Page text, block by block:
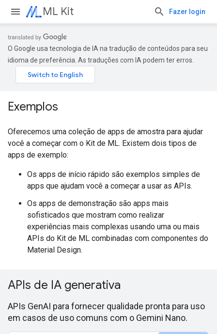
ML Kit Fazer login
O Google usa tecnologia de IA na tradução de conteúdos para seu
idioma de preferência. As traduções com IA podem ter erros.
Exemplos
Oferecemos uma coleção de apps de amostra para ajudar
você a começar com o Kit de ML. Existem dois tipos de
apps de exemplo:
Os apps de início rápido são exemplos simples de
apps que ajudam você a começar a usar as APIs.
Os apps de demonstração são apps mais
sofisticados que mostram como realizar
experiências mais complexas usando uma ou mais
APIs do Kit de ML combinadas com componentes do
Material Design.
APIs de IA generativa
APIs GenAI para fornecer qualidade pronta para uso
em casos de uso comuns com o Gemini Nano.